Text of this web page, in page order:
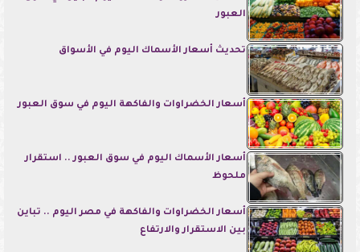
العبور
تحديث أسعار الأسماك اليوم في الأسواق
أسعار الخضراوات والفاكهة اليوم في سوق العبور
أسعار الأسماك اليوم في سوق العبور .. استقرار
ملحوظ
أسعار الخضراوات والفاكهة في مصر اليوم .. تباين
بين الاستقرار والارتفاع